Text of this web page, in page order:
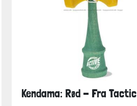
Kendama: Rød - Fra Tactic